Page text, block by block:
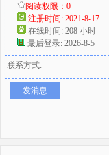
阅读权限：0
注册时间: 2021-8-17
在线时间: 208 小时
最后登录: 2026-8-5
联系方式:
发消息